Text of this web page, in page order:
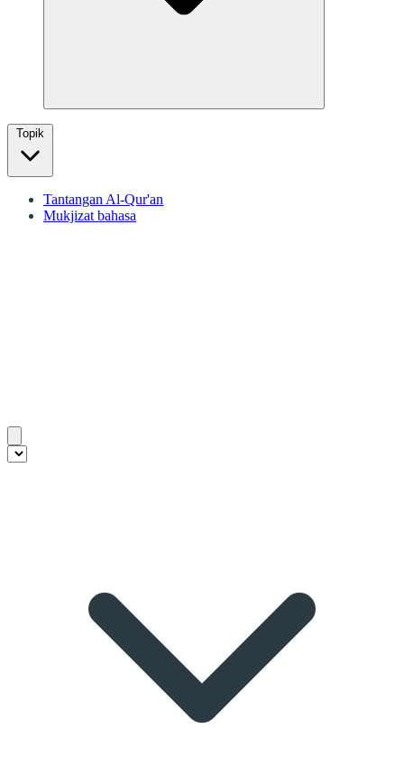
Topik
Tantangan Al-Qur'an
Mukjizat bahasa